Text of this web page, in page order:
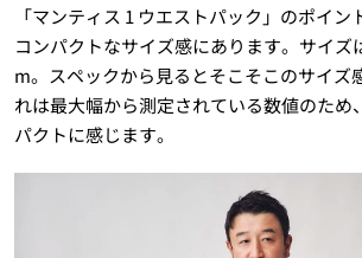
「マンティス 1 ウエストパック」のポイ
コンパクトなサイズ感にあります。サイズ
m。スペックから見るとそこそこのサイズ
れは最大幅から測定されている数値のため
パクトに感じます。